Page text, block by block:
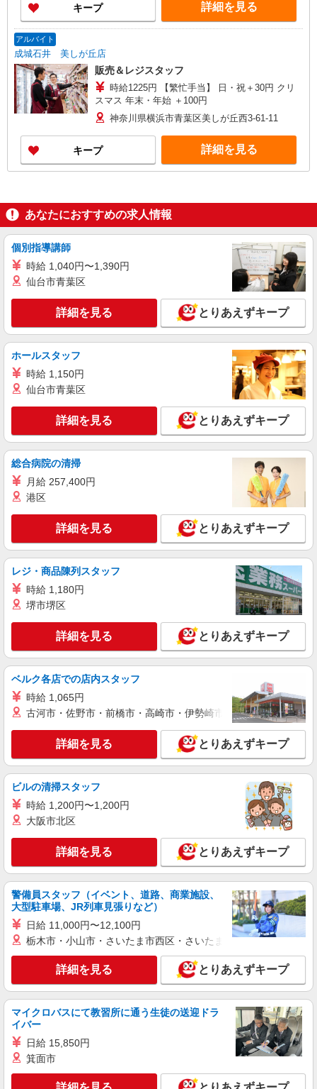
キープ 詳細を見る
アルバイト
成城石井 美しが丘店
販売＆レジスタッフ
時給1225円 【繁忙手当】 日・祝＋30円 クリ
スマス 年末・年始 ＋100円
神奈川県横浜市青葉区美しが丘西3-61-11
キープ 詳細を見る
あなたにおすすめの求人情報
個別指導講師
時給 1,040円〜1,390円
仙台市青葉区
詳細を見る とりあえずキープ
ホールスタッフ
時給 1,150円
仙台市青葉区
詳細を見る とりあえずキープ
総合病院の清掃
月給 257,400円
港区
詳細を見る とりあえずキープ
レジ・商品陳列スタッフ
時給 1,180円
堺市堺区
詳細を見る とりあえずキープ
ベルク各店での店内スタッフ
時給 1,065円
古河市・佐野市・前橋市・高崎市・伊勢崎市・太田市・館林市
詳細を見る とりあえずキープ
ビルの清掃スタッフ
時給 1,200円〜1,200円
大阪市北区
詳細を見る とりあえずキープ
警備員スタッフ（イベント、道路、商業施設、
大型駐車場、JR列車見張りなど）
日給 11,000円〜12,100円
栃木市・小山市・さいたま市西区・さいたま市岩槻区・久喜市・
詳細を見る とりあえずキープ
マイクロバスにて教習所に通う生徒の送迎ドラ
イバー
日給 15,850円
箕面市